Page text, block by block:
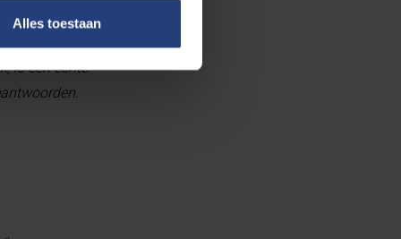
Alles toestaan
is een echte